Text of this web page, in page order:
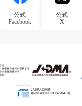
公式
Facebook
公式
X